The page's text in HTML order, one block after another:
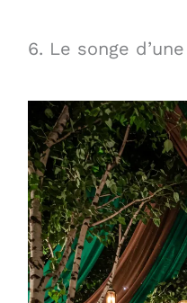
6. Le songe